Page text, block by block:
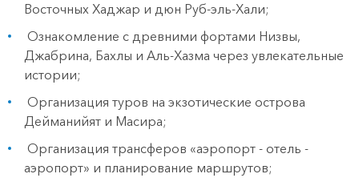
Восточных Хаджар и дюн Руб-эль-Хали;
Ознакомление с древними фортами Низвы,
Джабрина, Бахлы и Аль-Хазма через увлекательные
истории;
Организация туров на экзотические острова
Дейманийят и Масира;
Организация трансферов «аэропорт - отель -
аэропорт» и планирование маршрутов;